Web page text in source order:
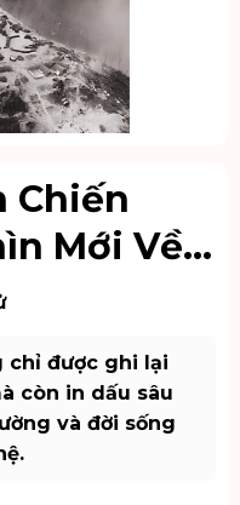
Chiến
Mới Về
chỉ được ghi lại
còn in dấu sâu
và đời sống